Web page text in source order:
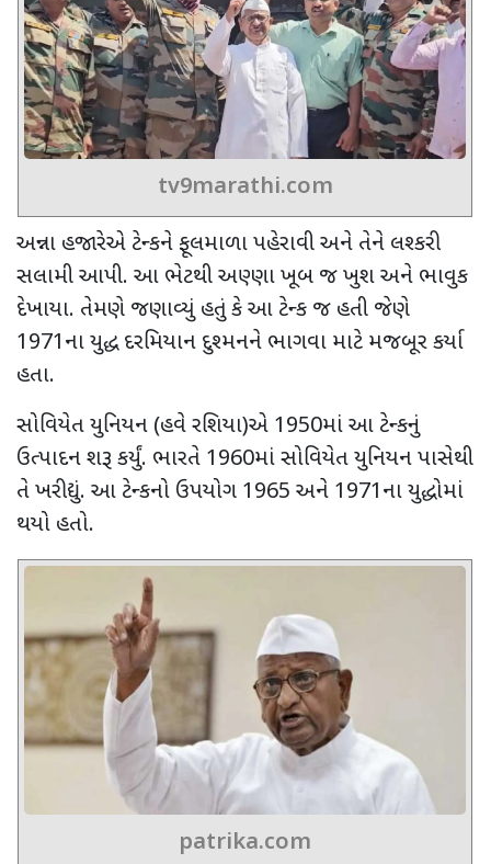
tv9marathi.com
અન્ના હજારેએ ટેન્કને ફૂલમાળા પહેરાવી અને તેને લશ્કરી
સલામી આપી. આ ભેટથી અણ્ણા ખૂબ જ ખુશ અને ભાવુક
દેખાયા. તેમણે જણાવ્યું હતું કે આ ટેન્ક જ હતી જેણે
1971ના યુદ્ધ દરમિયાન દુશ્મનને ભાગવા માટે મજબૂર કર્યા
હતા.
સોવિયેત યુનિયન (હવે રશિયા)એ 1950માં આ ટેન્કનું
ઉત્પાદન શરૂ કર્યું. ભારતે 1960માં સોવિયેત યુનિયન પાસેથી
તે ખરીદ્યું. આ ટેન્કનો ઉપયોગ 1965 અને 1971ના યુદ્ધોમાં
થયો હતો.
patrika.com